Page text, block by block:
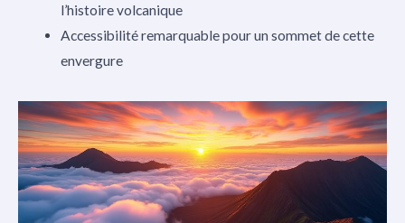
l’histoire volcanique
Accessibilité remarquable pour un sommet de cette
envergure